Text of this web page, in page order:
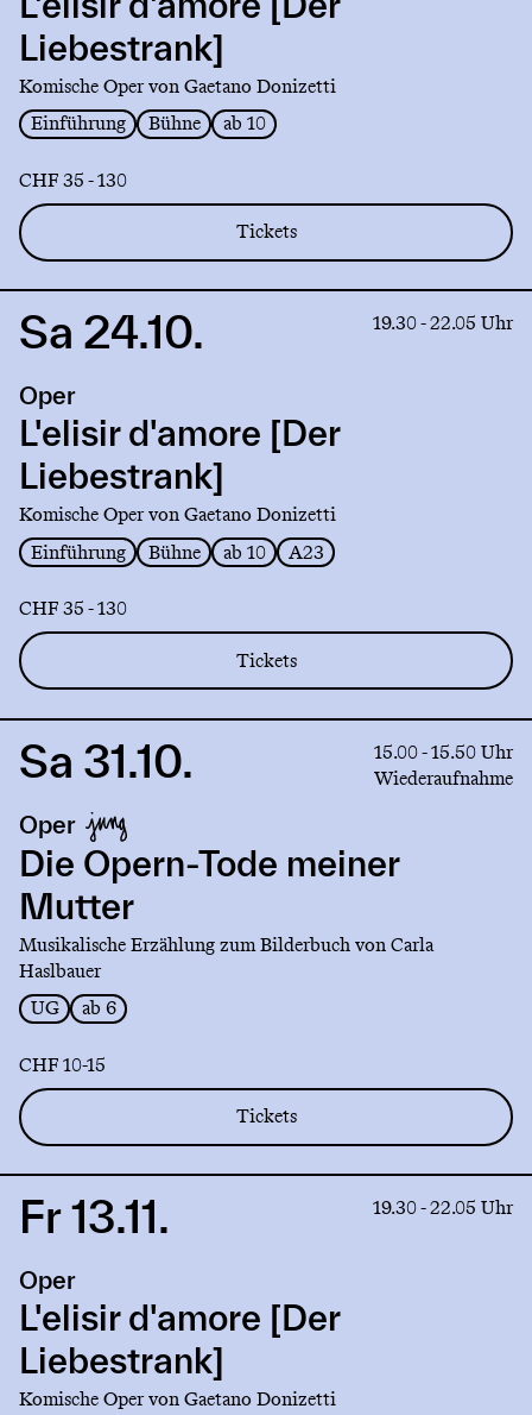
[Der
Liebestrank]
Liebestrank]
Komische Oper von Gaetano Donizetti
Einführung
Bühne ab 10
CHF 35 - 130
Tickets
Link
L'elisir
d'amore
[Der
Liebestrank]
Sa 24.10. 19.30 - 22.05 Uhr
Oper
L'elisir d'amore [Der
Liebestrank]
Komische Oper von Gaetano Donizetti
Einführung
Bühne ab 10 A23
CHF 35 - 130
Tickets
Link
Die
Opern-
Tode
meiner
Mutter
Sa 31.10.
15.00 - 15.50 Uhr
Wiederaufnahme
Oper
Die Opern-Tode meiner
Mutter
Musikalische Erzählung zum Bilderbuch von Carla
Haslbauer
UG
ab 6
CHF 10-15
Tickets
Link
L'elisir
d'amore
[Der
Liebestrank]
Fr 13.11. 19.30 - 22.05 Uhr
Oper
L'elisir d'amore [Der
Liebestrank]
Komische Oper von Gaetano Donizetti